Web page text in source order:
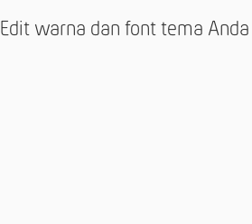
Edit warna dan font tema